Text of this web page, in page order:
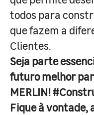
todos para
que fazem a
Clientes.
Seja parte
futuro melhor
MERLIN!
Fique à vontade,